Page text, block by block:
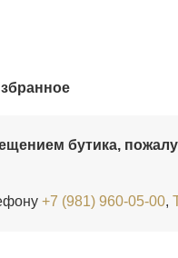
бутика,
+7 (981) 960-05-00,